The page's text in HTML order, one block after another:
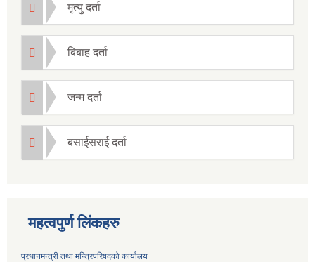
मृत्यु दर्ता
बिबाह दर्ता
जन्म दर्ता
बसाईसराई दर्ता
महत्वपुर्ण लिंकहरु
प्रधानमन्त्री तथा मन्त्रिपरिषदको कार्यालय